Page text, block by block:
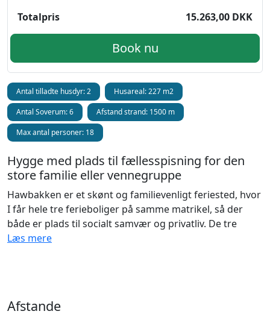
Antal tilladte husdyr: 2
Husareal: 227 m2
Antal Soverum: 6
Afstand strand: 1500 m
Max antal personer: 18
Hygge med plads til fællesspisning for den
store familie eller vennegruppe
Hawbakken er et skønt og familievenligt feriested, hvor
I får hele tre ferieboliger på samme matrikel, så der
både er plads til socialt samvær og privatliv. De tre
ferieboliger; Høloftet, Kostalden og Kalvestalden har
tilbage i jeres egen feriebolig. Der er gulvvarme i
Læs mere
Afstande
Totalpris 15.263,00 DKK
Book nu